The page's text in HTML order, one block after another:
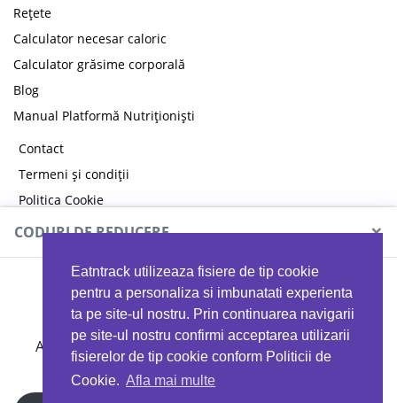
Eatntrack utilizeaza fisiere de tip cookie
pentru a personaliza si imbunatati experienta
ta pe site-ul nostru. Prin continuarea navigarii
pe site-ul nostru confirmi acceptarea utilizarii
fisierelor de tip cookie conform Politicii de
Cookie. Afla mai multe
Rețete
Calculator necesar caloric
Calculator grăsime corporală
Blog
Manual Platformă Nutriționiști
Contact
Termeni și condiții
Politica Cookie
Politica de confidențialitate
CODURI DE REDUCERE ×
MYPROTEIN
Ai 40%reducere la orice comandă folosind codul
EATTRACK